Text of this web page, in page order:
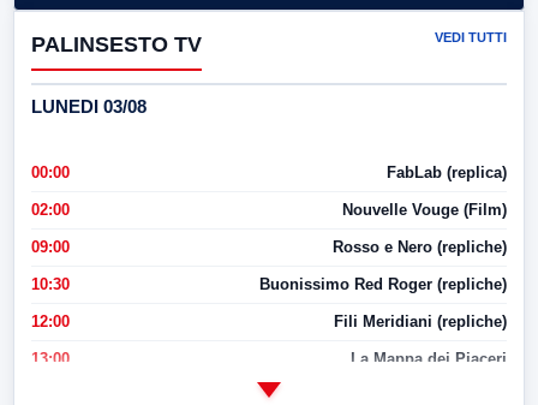
PALINSESTO TV VEDI TUTTI
LUNEDI 03/08
00:00 FabLab (replica)
02:00 Nouvelle Vouge (Film)
09:00 Rosso e Nero (repliche)
10:30 Buonissimo Red Roger (repliche)
12:00 Fili Meridiani (repliche)
13:00 La Mappa dei Piaceri